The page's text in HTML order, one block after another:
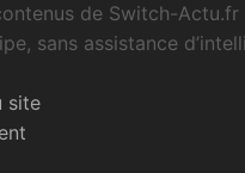
de Switch-
sans assistance
site